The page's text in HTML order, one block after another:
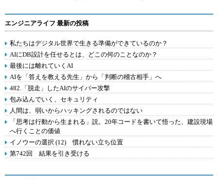
エンジニアライフ 最新の投稿
私たちはデジタル世界で生きる準備ができているのか？
AIにDB設計を任せるとは、どこの何のことなのか？
最後には離れていくAI
AIを「答えを教える先生」から「判断の稽古相手」へ
482.「脱走」したAIのサイバー攻撃
包み込んでいく、セキュリティ
人間は、弱いからハッキングされるのではない
「思考は行動から生まれる」説。20年コードを書いて悟った、建設現場
へ行くことの価値
イノウーの選択 (12) 慣れない立ち位置
第742回 結果を引き受ける